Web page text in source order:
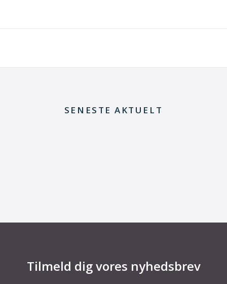
SENESTE AKTUELT
Tilmeld dig vores nyhedsbrev